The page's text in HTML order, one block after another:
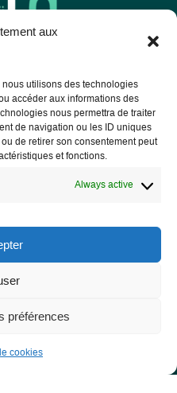
aux
utilisons des technologies
accéder aux informations des
nous permettra de traiter
de navigation ou les ID uniques
de retirer son consentement peut
et fonctions.
Always active
préférences
cookies